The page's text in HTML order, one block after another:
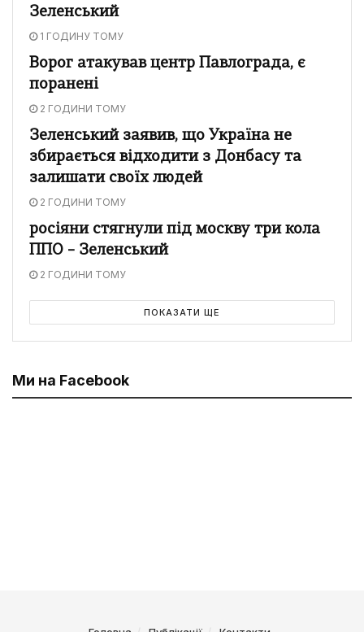
Зеленський
1 ГОДИНУ ТОМУ
Ворог атакував центр Павлограда, є
поранені
2 ГОДИНИ ТОМУ
Зеленський заявив, що Україна не
збирається відходити з Донбасу та
залишати своїх людей
2 ГОДИНИ ТОМУ
росіяни стягнули під москву три кола
ППО – Зеленський
2 ГОДИНИ ТОМУ
ПОКАЗАТИ ЩЕ
Ми на Facebook